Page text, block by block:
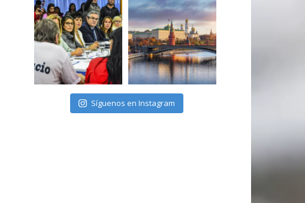
Síguenos en Instagram